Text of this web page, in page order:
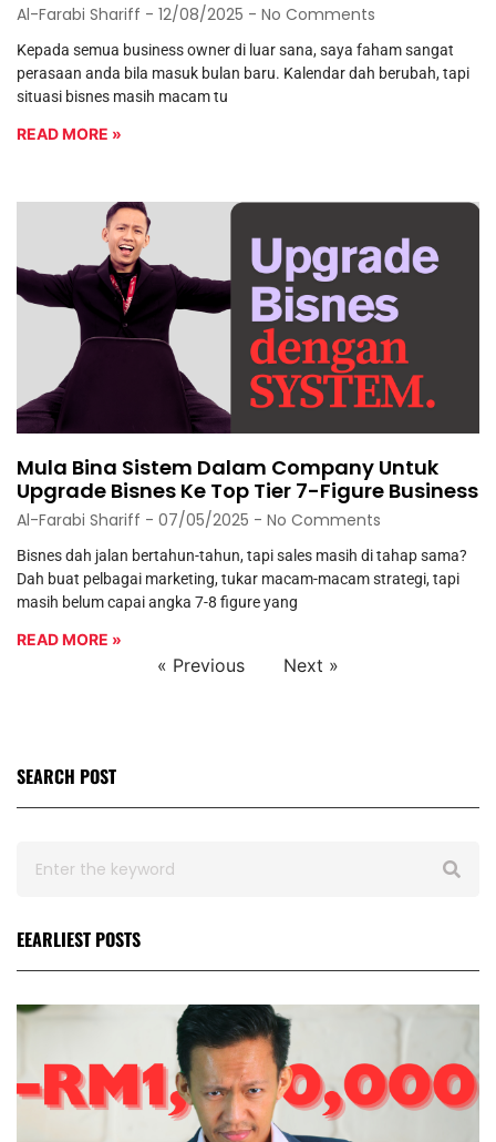
Al-Farabi Shariff 12/08/2025 No Comments
Kepada semua business owner di luar sana, saya faham sangat
perasaan anda bila masuk bulan baru. Kalendar dah berubah, tapi
situasi bisnes masih macam tu
READ MORE »
Mula Bina Sistem Dalam Company Untuk
Upgrade Bisnes Ke Top Tier 7-Figure Business
Al-Farabi Shariff 07/05/2025 No Comments
Bisnes dah jalan bertahun-tahun, tapi sales masih di tahap sama?
Dah buat pelbagai marketing, tukar macam-macam strategi, tapi
masih belum capai angka 7-8 figure yang
READ MORE »
« Previous Next »
SEARCH POST
EEARLIEST POSTS